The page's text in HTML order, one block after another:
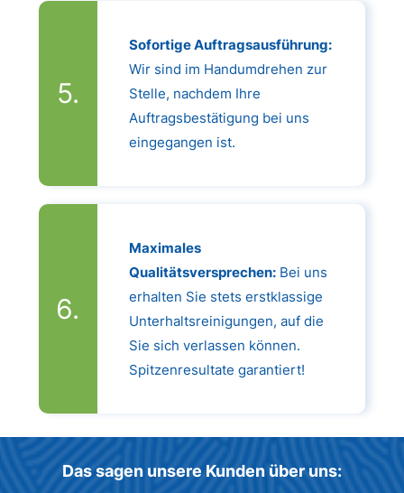
Sofortige Auftragsausführung:
Wir sind im Handumdrehen zur
Stelle, nachdem Ihre
Auftragsbestätigung bei uns
eingegangen ist.
Maximales
Qualitätsversprechen:Bei uns
erhalten Sie stets erstklassige
Unterhaltsreinigungen, auf die
Sie sich verlassen können.
Spitzenresultate garantiert!
Das sagen unsere Kunden über uns: